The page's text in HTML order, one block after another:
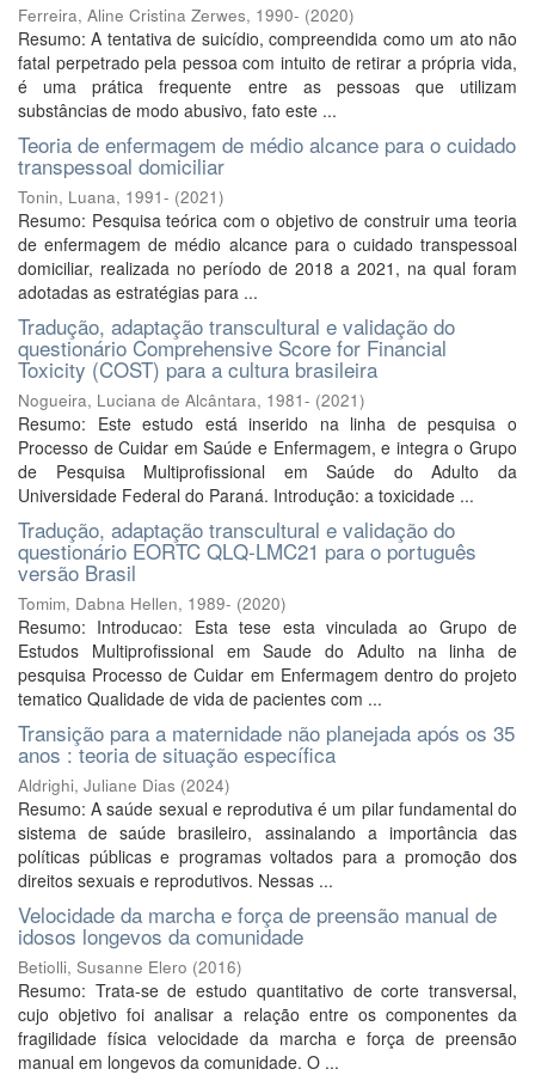
Ferreira, Aline Cristina Zerwes, 1990- (2020)
Resumo: A tentativa de suicídio, compreendida como um ato não
fatal perpetrado pela pessoa com intuito de retirar a própria vida,
é uma prática frequente entre as pessoas que utilizam
substâncias de modo abusivo, fato este ...
Teoria de enfermagem de médio alcance para o cuidado
transpessoal domiciliar
Tonin, Luana, 1991- (2021)
Resumo: Pesquisa teórica com o objetivo de construir uma teoria
de enfermagem de médio alcance para o cuidado transpessoal
domiciliar, realizada no período de 2018 a 2021, na qual foram
adotadas as estratégias para ...
Tradução, adaptação transcultural e validação do
questionário Comprehensive Score for Financial
Toxicity (COST) para a cultura brasileira
Nogueira, Luciana de Alcântara, 1981- (2021)
Resumo: Este estudo está inserido na linha de pesquisa o
Processo de Cuidar em Saúde e Enfermagem, e integra o Grupo
de Pesquisa Multiprofissional em Saúde do Adulto da
Universidade Federal do Paraná. Introdução: a toxicidade ...
Tradução, adaptação transcultural e validação do
questionário EORTC QLQ-LMC21 para o português
versão Brasil
Tomim, Dabna Hellen, 1989- (2020)
Resumo: Introducao: Esta tese esta vinculada ao Grupo de
Estudos Multiprofissional em Saude do Adulto na linha de
pesquisa Processo de Cuidar em Enfermagem dentro do projeto
tematico Qualidade de vida de pacientes com ...
Transição para a maternidade não planejada após os 35
anos : teoria de situação específica
Aldrighi, Juliane Dias (2024)
Resumo: A saúde sexual e reprodutiva é um pilar fundamental do
sistema de saúde brasileiro, assinalando a importância das
políticas públicas e programas voltados para a promoção dos
direitos sexuais e reprodutivos. Nessas ...
Velocidade da marcha e força de preensão manual de
idosos longevos da comunidade
Betiolli, Susanne Elero (2016)
Resumo: Trata-se de estudo quantitativo de corte transversal,
cujo objetivo foi analisar a relação entre os componentes da
fragilidade física velocidade da marcha e força de preensão
manual em longevos da comunidade. O ...